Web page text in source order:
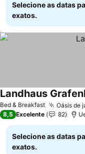
Selecione as datas
exatos.
Bed & Breakfast Oásis de
Landhaus
8,5 Excelente 82
Selecione as datas
exatos.